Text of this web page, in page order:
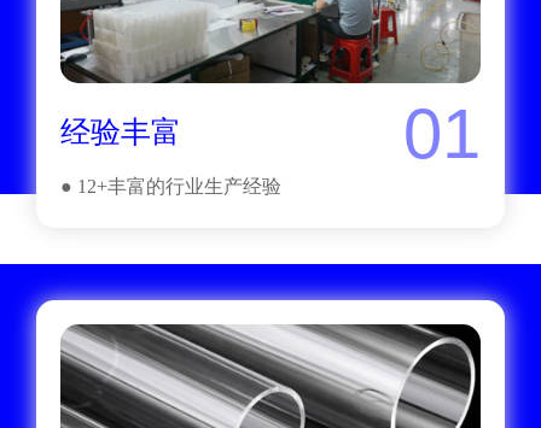
经验丰富 01
● 12+丰富的行业生产经验